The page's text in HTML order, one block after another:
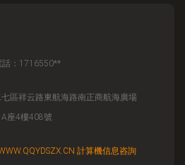
話：1716550**
區祥云路東航海路南正商航海廣場
A座4樓408號
計算機信息咨詢